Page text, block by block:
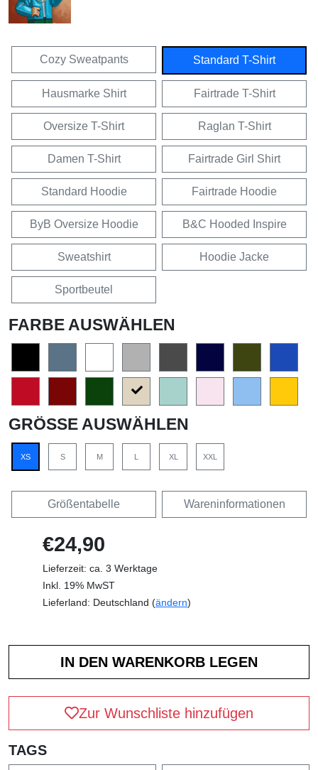
Cozy Sweatpants Standard T-Shirt
Hausmarke Shirt Fairtrade T-Shirt
Oversize T-Shirt Raglan T-Shirt
Damen T-Shirt Fairtrade Girl Shirt
Standard Hoodie Fairtrade Hoodie
ByB Oversize Hoodie B&C Hooded Inspire
Sweatshirt Hoodie Jacke
Sportbeutel
FARBE AUSWÄHLEN
GRÖSSE AUSWÄHLEN
XS S M L XL XXL
Größentabelle Wareninformationen
€24,90
Lieferzeit: ca. 3 Werktage
Inkl. 19% MwST
Lieferland: Deutschland (ändern)
Zur Wunschliste hinzufügen
TAGS